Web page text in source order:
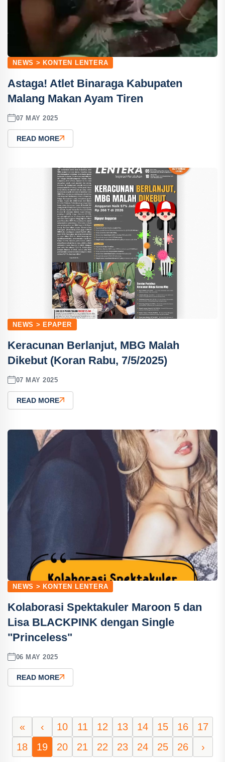
NEWS > KONTEN LENTERA
Astaga! Atlet Binaraga Kabupaten
Malang Makan Ayam Tiren
07 MAY 2025
READ MORE
NEWS > EPAPER
Keracunan Berlanjut, MBG Malah
Dikebut (Koran Rabu, 7/5/2025)
07 MAY 2025
READ MORE
NEWS > KONTEN LENTERA
Kolaborasi Spektakuler Maroon 5 dan
Lisa BLACKPINK dengan Single
"Princeless"
06 MAY 2025
READ MORE
« ‹ 10 11 12 13 14 15 16
17
18
19 20 21 22 23 24 25 26 ›